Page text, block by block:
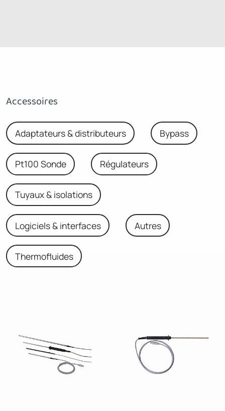
Accessoires
Adaptateurs & distributeurs Bypass
Pt100 Sonde Régulateurs
Tuyaux & isolations
Logiciels & interfaces Autres
Thermofluides